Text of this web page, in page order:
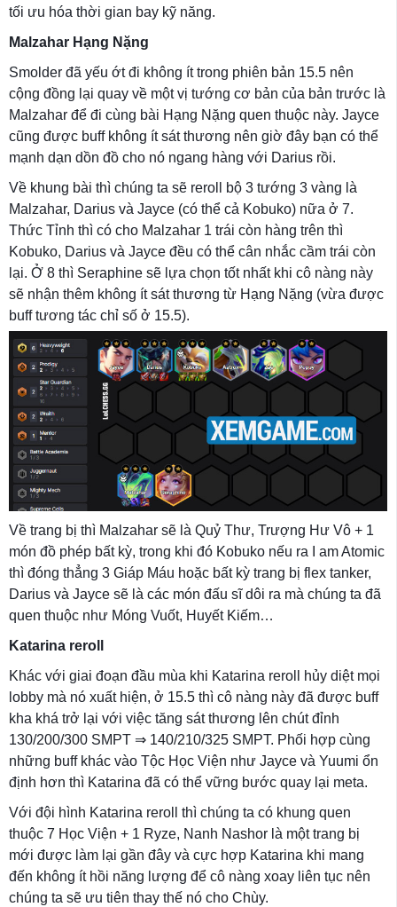
tối ưu hóa thời gian bay kỹ năng.
Malzahar Hạng Nặng
Smolder đã yếu ớt đi không ít trong phiên bản 15.5 nên
cộng đồng lại quay về một vị tướng cơ bản của bản trước là
Malzahar để đi cùng bài Hạng Nặng quen thuộc này. Jayce
cũng được buff không ít sát thương nên giờ đây bạn có thể
mạnh dạn dồn đồ cho nó ngang hàng với Darius rồi.
Về khung bài thì chúng ta sẽ reroll bộ 3 tướng 3 vàng là
Malzahar, Darius và Jayce (có thể cả Kobuko) nữa ở 7.
Thức Tỉnh thì có cho Malzahar 1 trái còn hàng trên thì
Kobuko, Darius và Jayce đều có thể cân nhắc cầm trái còn
lại. Ở 8 thì Seraphine sẽ lựa chọn tốt nhất khi cô nàng này
sẽ nhận thêm không ít sát thương từ Hạng Nặng (vừa được
buff tương tác chỉ số ở 15.5).
Về trang bị thì Malzahar sẽ là Quỷ Thư, Trượng Hư Vô + 1
món đồ phép bất kỳ, trong khi đó Kobuko nếu ra I am Atomic
thì đóng thẳng 3 Giáp Máu hoặc bất kỳ trang bị flex tanker,
Darius và Jayce sẽ là các món đấu sĩ dôi ra mà chúng ta đã
quen thuộc như Móng Vuốt, Huyết Kiếm…
Katarina reroll
Khác với giai đoạn đầu mùa khi Katarina reroll hủy diệt mọi
lobby mà nó xuất hiện, ở 15.5 thì cô nàng này đã được buff
kha khá trở lại với việc tăng sát thương lên chút đỉnh
130/200/300 SMPT ⇒ 140/210/325 SMPT. Phối hợp cùng
những buff khác vào Tộc Học Viện như Jayce và Yuumi ổn
định hơn thì Katarina đã có thể vững bước quay lại meta.
Với đội hình Katarina reroll thì chúng ta có khung quen
thuộc 7 Học Viện + 1 Ryze, Nanh Nashor là một trang bị
mới được làm lại gần đây và cực hợp Katarina khi mang
đến không ít hồi năng lượng để cô nàng xoay liên tục nên
chúng ta sẽ ưu tiên thay thế nó cho Chùy.